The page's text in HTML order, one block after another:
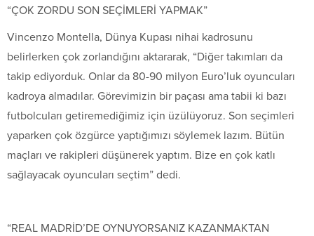
“ÇOK ZORDU SON SEÇİMLERİ YAPMAK”
Vincenzo Montella, Dünya Kupası nihai kadrosunu
belirlerken çok zorlandığını aktararak, “Diğer takımları da
takip ediyorduk. Onlar da 80-90 milyon Euro’luk oyuncuları
kadroya almadılar. Görevimizin bir paçası ama tabii ki bazı
futbolcuları getiremediğimiz için üzülüyoruz. Son seçimleri
yaparken çok özgürce yaptığımızı söylemek lazım. Bütün
maçları ve rakipleri düşünerek yaptım. Bize en çok katlı
sağlayacak oyuncuları seçtim” dedi.
“REAL MADRİD’DE OYNUYORSANIZ KAZANMAKTAN